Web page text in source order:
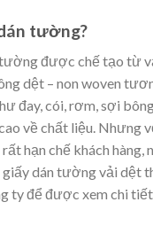
tường?
được chế tạo từ
dệt – non woven
đay, cói, rơm, sợi
về chất liệu. Nhưng
hạn chế khách hàng,
dán tường vải dệt
ty để được xem chi